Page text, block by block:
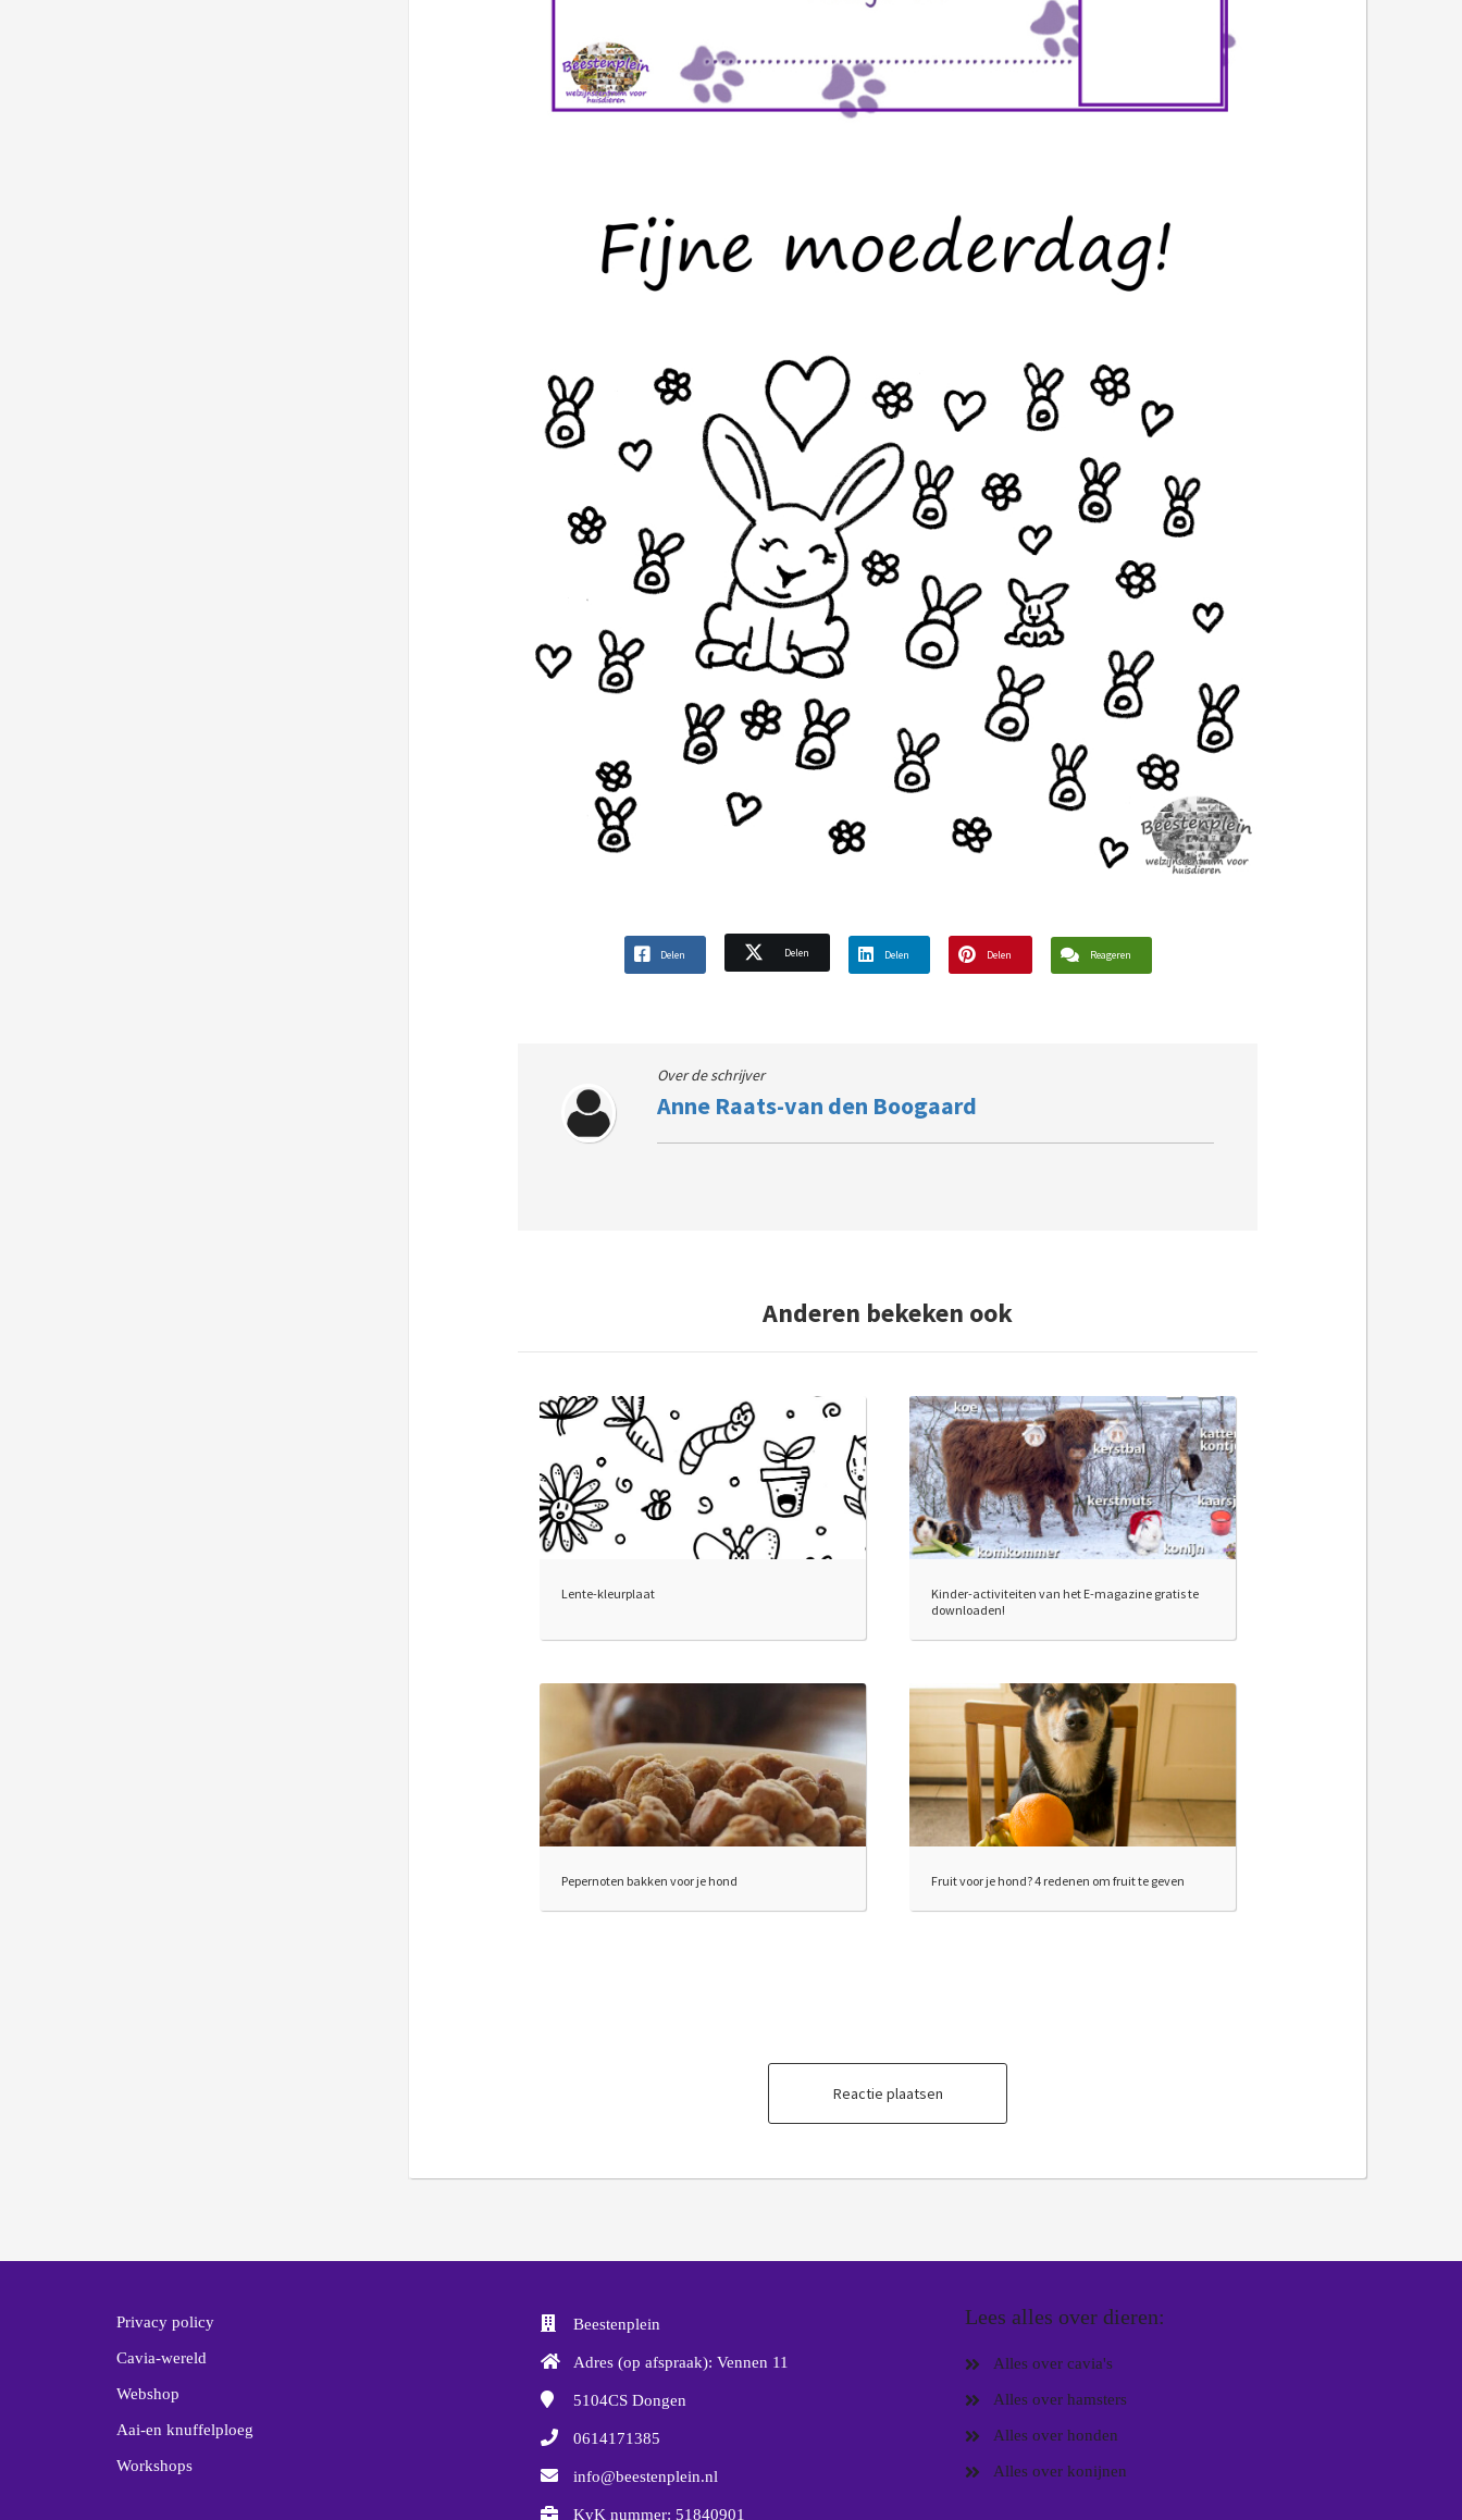
Delen Delen Delen Delen Reageren
Over de schrijver
Anne Raats-van den Boogaard
Anderen bekeken ook
Lente-kleurplaat
Kinder-activiteiten van het E-magazine gratis te
downloaden!
Pepernoten bakken voor je hond Fruit voor je hond? 4 redenen om fruit te geven
Reactie plaatsen
Privacy policy
Cavia-wereld
Webshop
Aai-en knuffelploeg
Workshops
Beestenplein
Adres (op afspraak): Vennen 11
5104CS Dongen
0614171385
info@beestenplein.nl
KvK nummer: 51840901
Lees alles over dieren:
Alles over cavia's
Alles over hamsters
Alles over honden
Alles over konijnen